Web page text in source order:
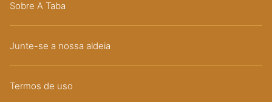
Sobre A Taba
Junte-se a nossa aldeia
Termos de uso